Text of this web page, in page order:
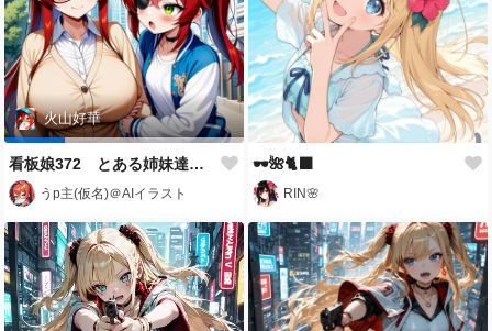
火山好華
看板娘372 とある姉妹達の日常
うp主(仮名)＠AIイラスト
🕶🌺🐈‍⬛
RIN🌸